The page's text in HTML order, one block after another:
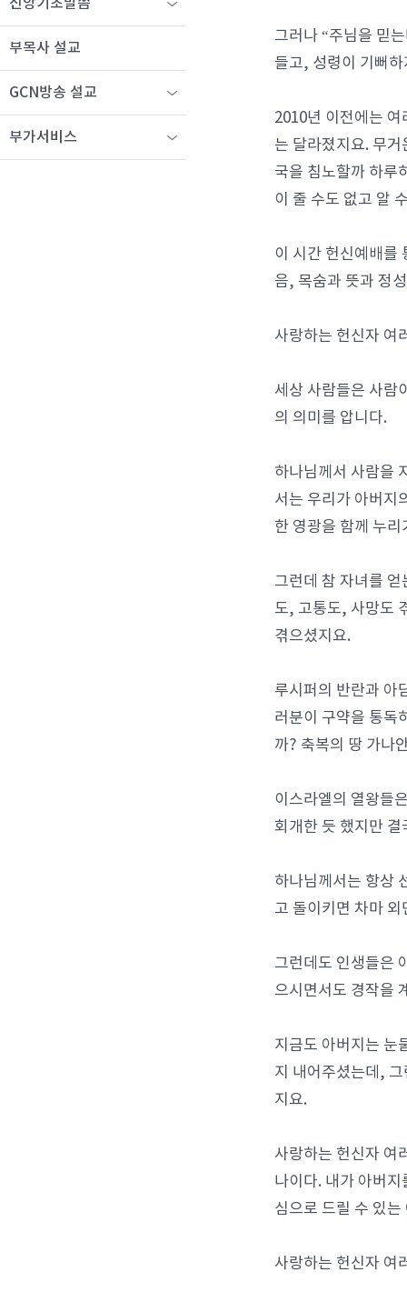
그러나 “주님을 믿
들고, 성령이 기뻐
2010년 이전에는
는 달라졌지요. 무
국을 침노할까 하루
이 줄 수도 없고 알
이 시간 헌신예배를
음, 목숨과 뜻과 정
사랑하는 헌신자 여
세상 사람들은 사람
의 의미를 압니다.
하나님께서 사람을
서는 우리가 아버지
한 영광을 함께 누
그런데 참 자녀를
도, 고통도, 사망도
겪으셨지요.
루시퍼의 반란과 아
러분이 구약을 통독
까? 축복의 땅 가나
이스라엘의 열왕들
회개한 듯 했지만
하나님께서는 항상
고 돌이키면 차마
그런데도 인생들은
으시면서도 경작을
지금도 아버지는 눈
지 내어주셨는데,
지요.
사랑하는 헌신자 여
나이다. 내가 아버
심으로 드릴 수 있
사랑하는 헌신자 여
신앙기초말씀
부목사 설교
GCN방송 설교
부가서비스